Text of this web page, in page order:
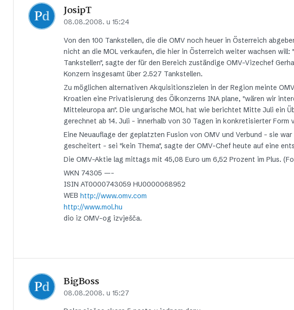
JosipT
08.08.2008. u 15:24
Von den 100 Tankstellen, die die OMV noch heuer in Österreich
nicht an die MOL verkaufen, die hier in Österreich weiter wachsen will:
Tankstellen", sagte der für den Bereich zuständige OMV-Vizechef
Konzern insgesamt über 2.527 Tankstellen.
Zu möglichen alternativen Akquisitionszielen in der Region meinte
Kroatien eine Privatisierung des Ölkonzerns INA plane, "wären wir
Mitteleuropa an". Die ungarische MOL hat wie berichtet Mitte Juli ein
gerechnet ab 14. Juli – innerhalb von 30 Tagen in konkretisierter Form
Eine Neuauflage der geplatzten Fusion von OMV und Verbund – sie
gescheitert – sei "kein Thema", sagte der OMV-Chef heute auf eine
Die OMV-Aktie lag mittags mit 45,08 Euro um 6,52 Prozent im Plus.
WKN 74305 —-
ISIN AT0000743059 HU0000068952
WEB http://www.omv.com
http://www.mol.hu
dio iz OMV-og izvješča.
BigBoss
08.08.2008. u 15:27